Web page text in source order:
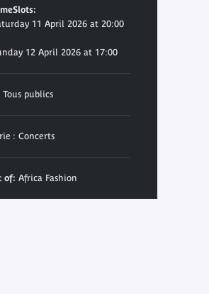
11 April 2026 at 20:00
12 April 2026 at 17:00
Tous publics
: Concerts
of: Africa Fashion